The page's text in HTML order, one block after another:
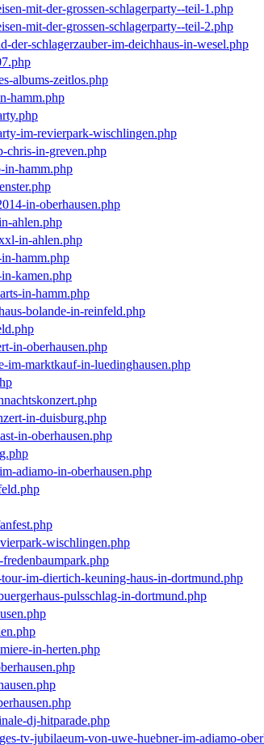
mit-der-grossen-schlagerparty--teil-1.php
mit-der-grossen-schlagerparty--teil-2.php
der-schlagerzauber-im-deichhaus-in-wesel.php
albums-zeitlos.php
hamm.php
im-revierpark-wischlingen.php
chris-in-greven.php
in-hamm.php
in-oberhausen.php
ahlen.php
in-ahlen.php
hamm.php
kamen.php
in-hamm.php
bolande-in-reinfeld.php
in-oberhausen.php
im-marktkauf-in-luedinghausen.php
in-duisburg.php
in-oberhausen.php
adiamo-in-oberhausen.php
wischlingen.php
im-diertich-keuning-haus-in-dortmund.php
pulsschlag-in-dortmund.php
in-herten.php
dj-hitparade.php
tv-jubilaeum-von-uwe-huebner-im-adiamo-